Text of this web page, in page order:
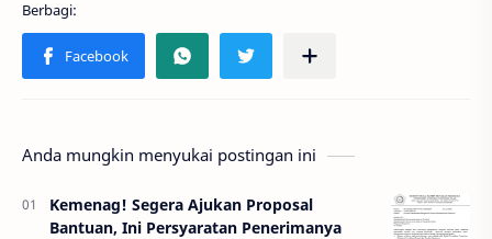
Anda mungkin menyukai postingan ini
Kemenag! Segera Ajukan Proposal
Bantuan, Ini Persyaratan Penerimanya